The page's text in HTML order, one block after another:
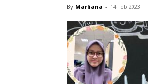
By Marliana - 14 Feb 2023